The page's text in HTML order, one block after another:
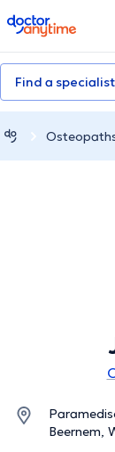
doctoranytime
Find a specialist
Beernem,